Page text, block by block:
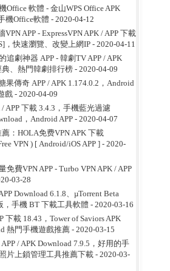
Office 軟體 - 金山WPS Office APK
機Office軟體 - 2020-04-12
APP - ExpressVPN APK / APP 下載
，快速瀏覽、改變上網IP- 2020-04-11
追劇神器 APP - 韓劇TV APP / APK
、熱門韓劇排行榜- 2020-04-09
果傳奇 APP / APK 1.174.0.2，Android
戲- 2020-04-09
APP 下載 3.4.3，手機藍光過濾
，Android APP- 2020-04-07
：HOLA免费VPN APK 下載
VPN ) [ Android/iOS APP ]- 2020-
費VPN APP - Turbo VPN APK / APP
03-28
Download 6.1.8、µTorrent Beta
，手機 BT 下載工具軟體 - 2020-03-16
下載 18.43，Tower of Saviors APK
熱門手機遊戲推薦- 2020-03-15
/ APK Download 7.9.5，好用的手
片上鎖管理工具推薦下載- 2020-03-